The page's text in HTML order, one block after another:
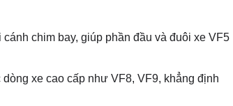
chim bay, giúp phần đầu và đuôi xe VF5
xe cao cấp như VF8, VF9, khẳng định